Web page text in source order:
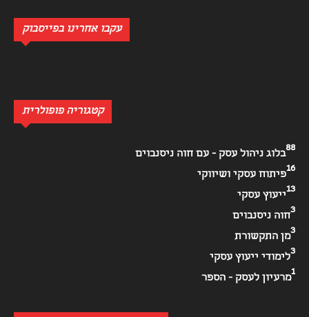
עקבו אחרינו בפייסבוק
קטגוריה פופולרית
בלוג ניהול עסק - עם חוה ניסנבוים
88
פיתוח עסקי ושיווקי
16
ייעוץ עסקי
13
חוה ניסנבוים
3
מן התקשורת
3
לימודי ייעוץ עסקי
3
מרעיון לעסק - הספר
1